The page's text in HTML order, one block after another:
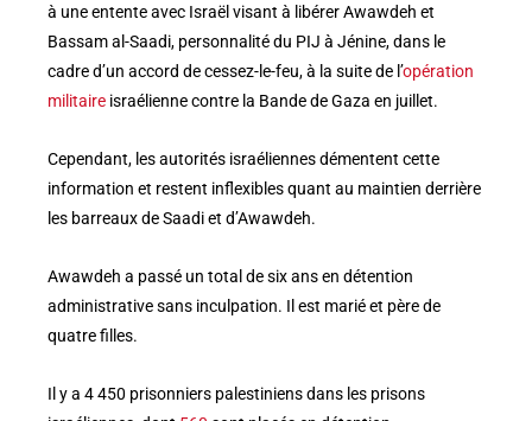
à une entente avec Israël visant à libérer Awawdeh et
Bassam al-Saadi, personnalité du PIJ à Jénine, dans le
cadre d’un accord de cessez-le-feu, à la suite de l’opération
militaire israélienne contre la Bande de Gaza en juillet.
Cependant, les autorités israéliennes démentent cette
information et restent inflexibles quant au maintien derrière
les barreaux de Saadi et d’Awawdeh.
Awawdeh a passé un total de six ans en détention
administrative sans inculpation. Il est marié et père de
quatre filles.
Il y a 4 450 prisonniers palestiniens dans les prisons